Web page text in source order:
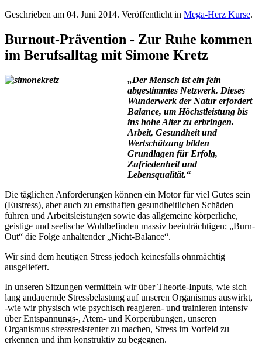
Geschrieben am 04. Juni 2014. Veröffentlicht in Mega-Herz Kurse.
Burnout-Prävention - Zur Ruhe kommen
im Berufsalltag mit Simone Kretz
„Der Mensch ist ein fein
abgestimmtes Netzwerk. Dieses
Wunderwerk der Natur erfordert
Balance, um Höchstleistung bis
ins hohe Alter zu erbringen.
Arbeit, Gesundheit und
Wertschätzung bilden
Grundlagen für Erfolg,
Zufriedenheit und
Lebensqualität.“
Die täglichen Anforderungen können ein Motor für viel Gutes sein
(Eustress), aber auch zu ernsthaften gesundheitlichen Schäden
führen und Arbeitsleistungen sowie das allgemeine körperliche,
geistige und seelische Wohlbefinden massiv beeinträchtigen; „Burn-
Out“ die Folge anhaltender „Nicht-Balance“.
Wir sind dem heutigen Stress jedoch keinesfalls ohnmächtig
ausgeliefert.
In unseren Sitzungen vermitteln wir über Theorie-Inputs, wie sich
lang andauernde Stressbelastung auf unseren Organismus auswirkt,
-wie wir physisch wie psychisch reagieren- und trainieren intensiv
über Entspannungs-, Atem- und Körperübungen, unseren
Organismus stressresistenter zu machen, Stress im Vorfeld zu
erkennen und ihm konstruktiv zu begegnen.